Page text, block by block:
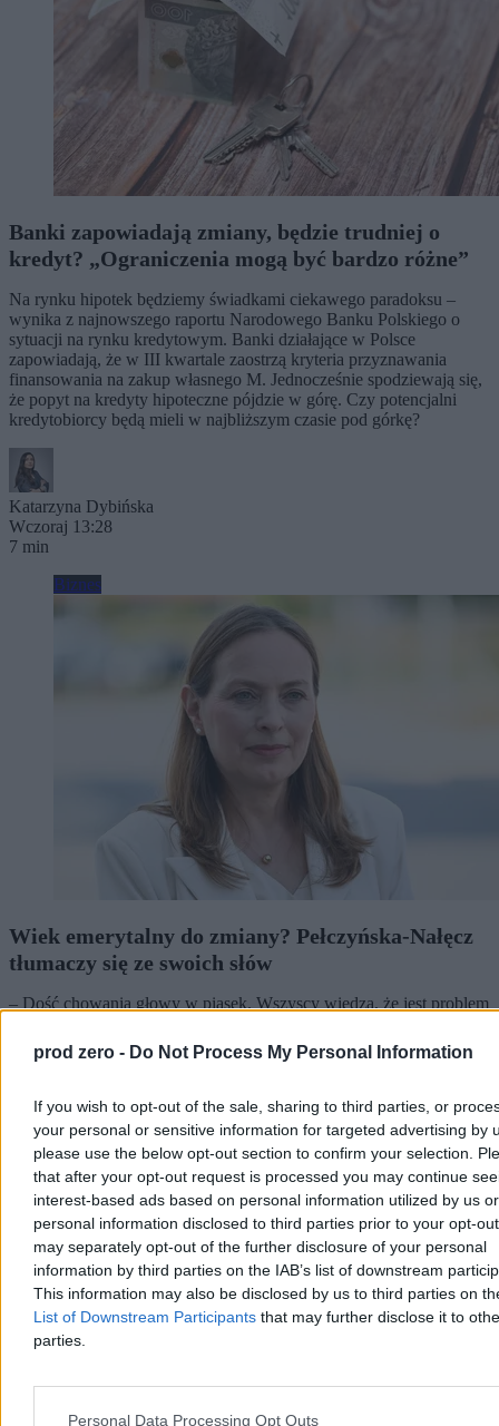
prod zero - Do Not Process My Personal Information
If you wish to opt-out of the sale, sharing to third parties, or
your personal or sensitive information for targeted advertising by
please use the below opt-out section to confirm your selection.
that after your opt-out request is processed you may continue
interest-based ads based on personal information utilized by us or
personal information disclosed to third parties prior to your opt-
may separately opt-out of the further disclosure of your personal
information by third parties on the IAB’s list of downstream
This information may also be disclosed by us to third parties on
List of Downstream Participants that may further disclose it to
parties.
Personal Data Processing Opt Outs
Banki zapowiadają zmiany, będzie trudniej o
kredyt? „Ograniczenia mogą być bardzo różne”
Na rynku hipotek będziemy świadkami ciekawego paradoksu –
wynika z najnowszego raportu Narodowego Banku Polskiego o
sytuacji na rynku kredytowym. Banki działające w Polsce
zapowiadają, że w III kwartale zaostrzą kryteria przyznawania
finansowania na zakup własnego M. Jednocześnie spodziewają się,
że popyt na kredyty hipoteczne pójdzie w górę. Czy potencjalni
kredytobiorcy będą mieli w najbliższym czasie pod górkę?
Katarzyna Dybińska
Wczoraj 13:28
7 min
Biznes
Wiek emerytalny do zmiany? Pełczyńska-Nałęcz
tłumaczy się ze swoich słów
– Dość chowania głowy w piasek. Wszyscy wiedzą, że jest problem
Nałęcz odniosła się w programie „Tłit” WP do jej niedawnych słów
o wieku emerytalnym w Polsce. Liderka Polski 2050 jakiś czas
przechodzić na emeryturę w tym samym wieku, co mężczyźni.
Katarzyna Dybińska
07.08.2026
4 min
Reklama
Reklama